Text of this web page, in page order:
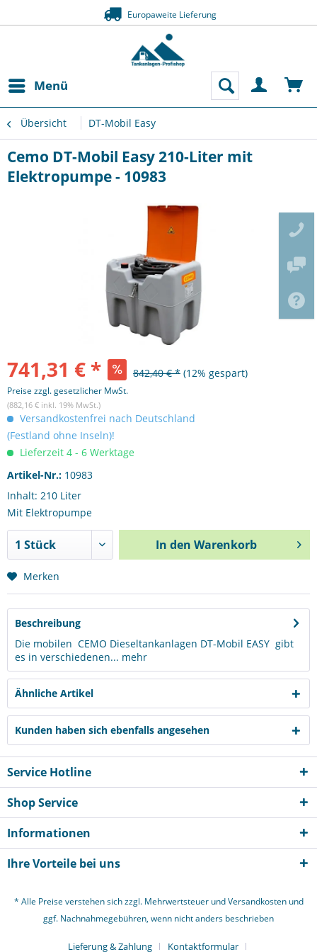
Europaweite Lieferung
Menü
Übersicht DT-Mobil Easy
Cemo DT-Mobil Easy 210-Liter mit
Elektropumpe - 10983
741,31 € * 842,40 € * (12% gespart)
Preise zzgl. gesetzlicher MwSt.
(882,16 € inkl. 19% MwSt.)
Versandkostenfrei nach Deutschland
(Festland ohne Inseln)!
Lieferzeit 4 - 6 Werktage
Artikel-Nr.: 10983
Inhalt: 210 Liter
Mit Elektropumpe
In den Warenkorb
Merken
Beschreibung
Die mobilen CEMO Dieseltankanlagen DT-Mobil EASY gibt
es in verschiedenen... mehr
Ähnliche Artikel
Kunden haben sich ebenfalls angesehen
Service Hotline
Shop Service
Informationen
Ihre Vorteile bei uns
* Alle Preise verstehen sich zzgl. Mehrwertsteuer undVersandkostenund
ggf. Nachnahmegebühren, wenn nicht anders beschrieben
Lieferung & Zahlung Kontaktformular